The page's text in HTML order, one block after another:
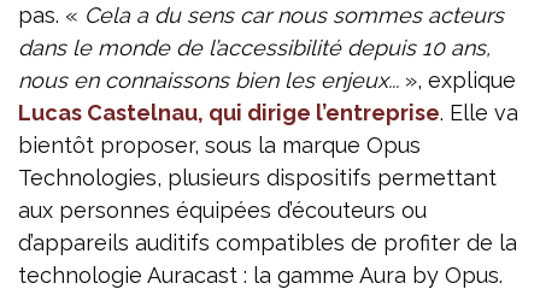
pas. « Cela a du sens car nous sommes acteurs
dans le monde de l’accessibilité depuis 10 ans,
nous en connaissons bien les enjeux... », explique
Lucas Castelnau, qui dirige l’entreprise. Elle va
bientôt proposer, sous la marque Opus
Technologies, plusieurs dispositifs permettant
aux personnes équipées d’écouteurs ou
d’appareils auditifs compatibles de profiter de la
technologie Auracast : la gamme Aura by Opus.